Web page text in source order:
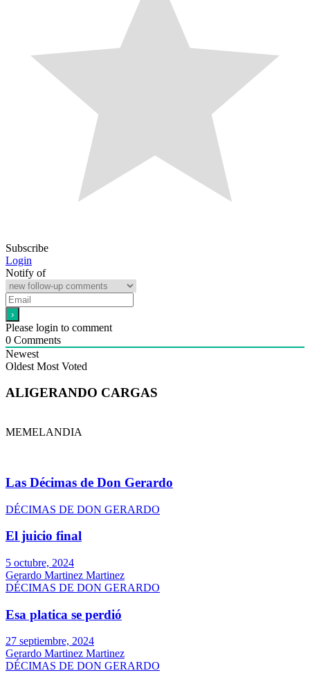
Subscribe
Login
Notify of
Please login to comment
0 Comments
Newest
Oldest Most Voted
ALIGERANDO CARGAS
MEMELANDIA
Las Décimas de Don Gerardo
DÉCIMAS DE DON GERARDO
El juicio final
5 octubre, 2024
Gerardo Martinez Martinez
DÉCIMAS DE DON GERARDO
Esa platica se perdió
27 septiembre, 2024
Gerardo Martinez Martinez
DÉCIMAS DE DON GERARDO